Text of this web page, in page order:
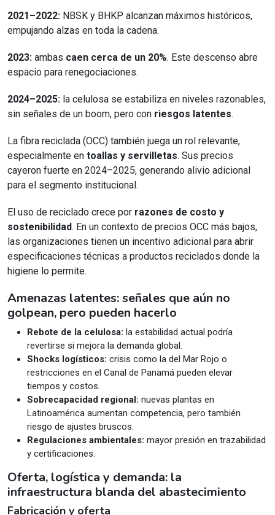
2021–2022: NBSK y BHKP alcanzan máximos históricos,
empujando alzas en toda la cadena.
2023: ambas caen cerca de un 20%. Este descenso abre
espacio para renegociaciones.
2024–2025: la celulosa se estabiliza en niveles razonables,
sin señales de un boom, pero con riesgos latentes.
La fibra reciclada (OCC) también juega un rol relevante,
especialmente en toallas y servilletas. Sus precios
cayeron fuerte en 2024–2025, generando alivio adicional
para el segmento institucional.
El uso de reciclado crece por razones de costo y
sostenibilidad. En un contexto de precios OCC más bajos,
las organizaciones tienen un incentivo adicional para abrir
especificaciones técnicas a productos reciclados donde la
higiene lo permite.
Amenazas latentes: señales que aún no
golpean, pero pueden hacerlo
Rebote de la celulosa: la estabilidad actual podría
revertirse si mejora la demanda global.
Shocks logísticos: crisis como la del Mar Rojo o
restricciones en el Canal de Panamá pueden elevar
tiempos y costos.
Sobrecapacidad regional: nuevas plantas en
Latinoamérica aumentan competencia, pero también
riesgo de ajustes bruscos.
Regulaciones ambientales: mayor presión en trazabilidad
y certificaciones.
Oferta, logística y demanda: la
infraestructura blanda del abastecimiento
Fabricación y oferta